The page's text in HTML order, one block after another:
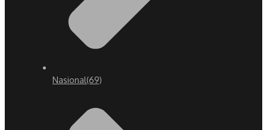
Nasional(69)